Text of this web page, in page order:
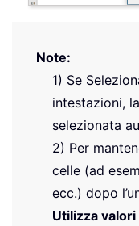
Note:
1) Se
intestazioni,
selezionata
2) Per
celle (ad
ecc.) dopo
Utilizza